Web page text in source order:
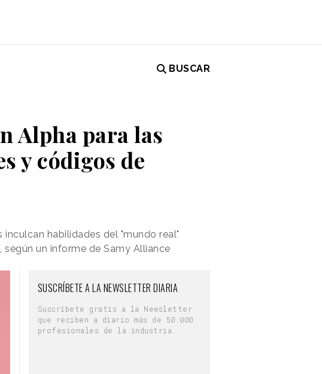
BUSCAR
Alpha para las
y códigos de
habilidades del "mundo real"
según un informe de Samy Alliance
SUSCRÍBETE A LA NEWSLETTER DIARIA
Suscríbete gratis a la Newsletter
que reciben a diario más de 50.000
profesionales de la industria.